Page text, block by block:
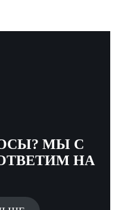
МЫ С
НА